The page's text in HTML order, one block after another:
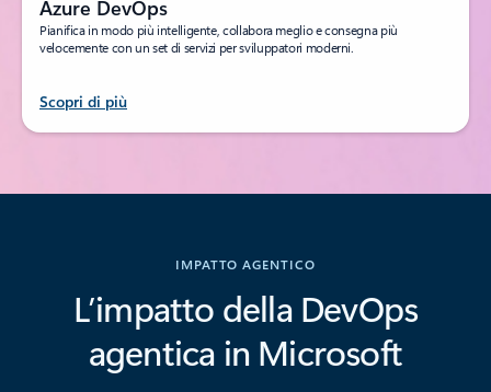
Azure DevOps
Pianifica in modo più intelligente, collabora meglio e consegna più
velocemente con un set di servizi per sviluppatori moderni.
Scopri di più
IMPATTO AGENTICO
L’impatto della DevOps
agentica in Microsoft